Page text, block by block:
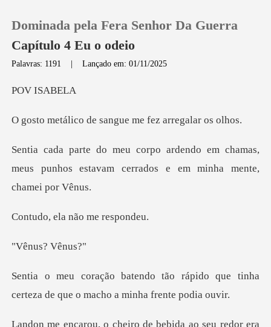
Loja
Histórico
Sair
Dominada pela Fera Senhor Da Guerra
Capítulo 4 Eu o odeio
Palavras: 1191 |Lançado em: 01/11/2025
ISAB
de sangue me fez a
o em chamas,
meus punhos estavam cerra
ela não me
us? V
rápido que tinha
certeza de que o
heiro de bebida ao seu